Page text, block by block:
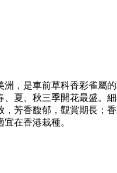
洲，是車前草科香彩雀屬
、夏、秋三季開花最盛。
，芳香馥郁，觀賞期長；
在香港栽種。